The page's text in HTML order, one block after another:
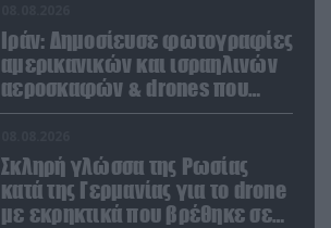
Ιράν: Δημοσίευσε φωτογραφίες
αμερικανικών και ισραηλινών
αεροσκαφών & drones που
καταρρίφθηκαν
Σκληρή γλώσσα της Ρωσίας
κατά της Γερμανίας για το drone
με εκρηκτικά που βρέθηκε σε